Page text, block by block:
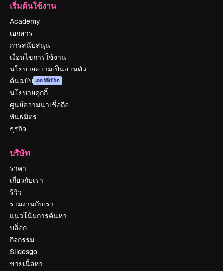
เริ่มต้นใช้งาน
Academy
เอกสาร
การสนับสนุน
เงื่อนไขการใช้งาน
นโยบายความเป็นส่วนตัว
ต้นฉบับ เออร์ลี่เบิร์ด
นโยบายคุกกี้
ศูนย์ความน่าเชื่อถือ
พันธมิตร
ธุรกิจ
บริษัท
ราคา
เกี่ยวกับเรา
รีวิว
ร่วมงานกับเรา
แนวโน้มการค้นหา
บล็อก
กิจกรรม
Slidesgo
ขายเนื้อหา